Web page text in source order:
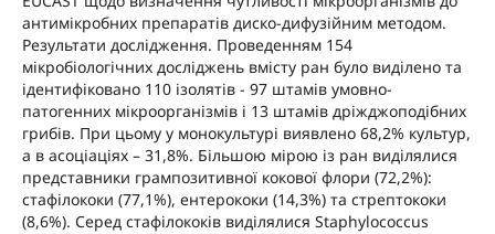
антимікробних препаратів диско-дифузійним методом.
Результати дослідження. Проведенням 154
мікробіологічних досліджень вмісту ран було виділено та
ідентифіковано 110 ізолятів - 97 штамів умовно-
патогенних мікроорганізмів і 13 штамів дріжджоподібних
грибів. При цьому у монокультурі виявлено 68,2% культур,
а в асоціаціях – 31,8%. Більшою мірою із ран виділялися
представники грампозитивної кокової флори (72,2%):
стафілококи (77,1%), ентерококи (14,3%) та стрептококи
(8,6%). Серед стафілококів виділялися Staphylococcus